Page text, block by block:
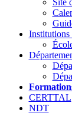
Site
Institutions
CERTTAL
NDT